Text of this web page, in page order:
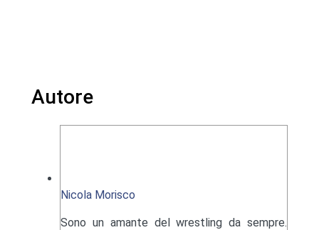
Autore
Nicola Morisco
Sono un amante del wrestling da sempre.